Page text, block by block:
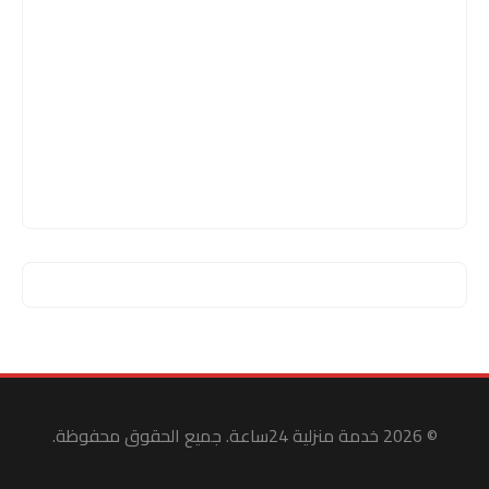
© 2026 خدمة منزلية 24ساعة. جميع الحقوق محفوظة.